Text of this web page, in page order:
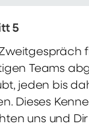
5
Teams
jeden bis
Dieses
uns und